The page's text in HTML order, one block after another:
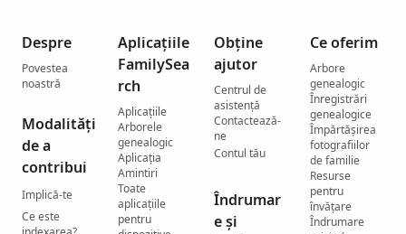
Despre
Povestea
noastră
Modalități
de a
contribui
Implică-te
Ce este
Aplicațiile
FamilySea
rch
Aplicațiile
Arborele
genealogic
Aplicația
Amintiri
Toate
aplicațiile
pentru
Obține
ajutor
Centrul de
asistenţă
Contactează-
ne
Contul tău
Îndrumar
e și
Ce oferim
Arbore
genealogic
Înregistrări
genealogice
Împărtășirea
fotografiilor
de familie
Resurse
pentru
învățare
Îndrumare